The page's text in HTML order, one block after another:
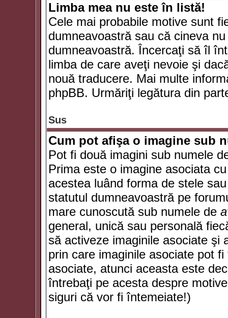
Limba mea nu este în listă!
Cele mai probabile motive sunt
dumneavoastră sau că cineva
dumneavoastră. Încercaţi să îl
limba de care aveţi nevoie şi
nouă traducere. Mai multe
phpBB. Urmăriţi legătura din
Sus
Cum pot afişa o imagine sub
Pot fi două imagini sub numele
Prima este o imagine asociata
acestea luând forma de stele
statutul dumneavoastră pe
mare cunoscută sub numele de
general, unică sau personală
să activeze imaginile asociate şi
prin care imaginile asociate pot
asociate, atunci aceasta este
întrebaţi pe acesta despre
siguri că vor fi întemeiate!)